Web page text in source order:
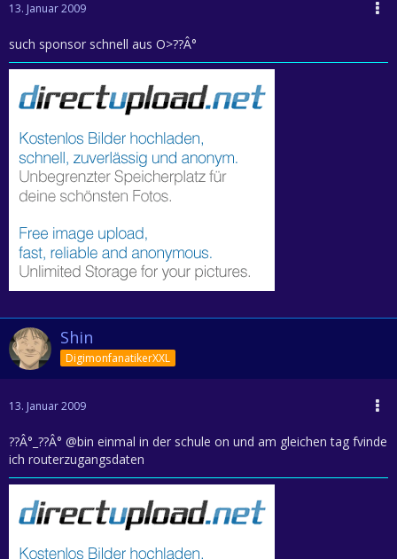
13. Januar 2009
such sponsor schnell aus O>??Â°
Shin
DigimonfanatikerXXL
13. Januar 2009
??Â°_??Â° @bin einmal in der schule on und am gleichen tag fvinde
ich routerzugangsdaten